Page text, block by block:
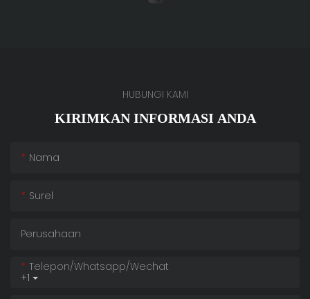
HUBUNGI KAMI
KIRIMKAN INFORMASI ANDA
Nama
Surel
Perusahaan
+1
Telepon/whatsapp/wechat